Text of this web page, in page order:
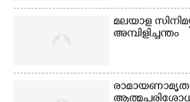
മലയാള
അമ്പിളിച്ചന്തം